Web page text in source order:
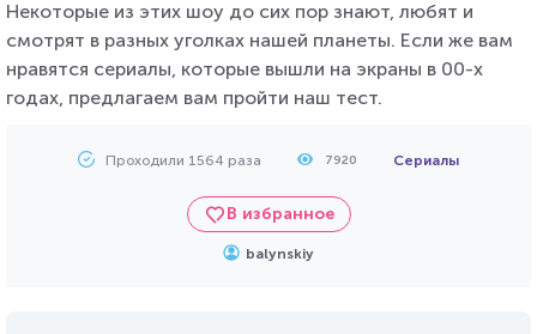
Некоторые из этих шоу до сих пор знают, любят и
смотрят в разных уголках нашей планеты. Если же вам
нравятся сериалы, которые вышли на экраны в 00-х
годах, предлагаем вам пройти наш тест.
Проходили 1564 раза 7920 Сериалы
В избранное
balynskiy